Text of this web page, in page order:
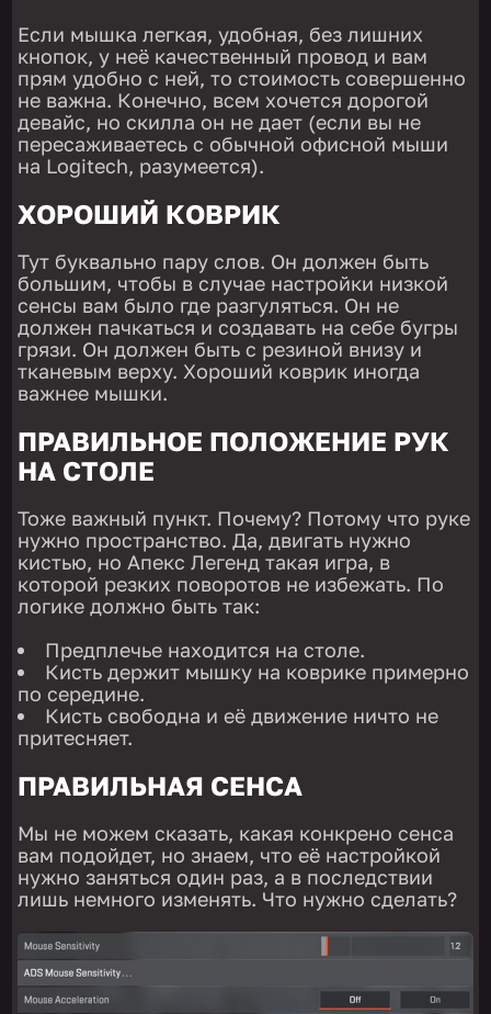
Если мышка легкая, удобная, без лишних
кнопок, у неё качественный провод и вам
прям удобно с ней, то стоимость совершенно
не важна. Конечно, всем хочется дорогой
девайс, но скилла он не дает (если вы не
пересаживаетесь с обычной офисной мыши
на Logitech, разумеется).
ХОРОШИЙ КОВРИК
Тут буквально пару слов. Он должен быть
большим, чтобы в случае настройки низкой
сенсы вам было где разгуляться. Он не
должен пачкаться и создавать на себе бугры
грязи. Он должен быть с резиной внизу и
тканевым верху. Хороший коврик иногда
важнее мышки.
ПРАВИЛЬНОЕ ПОЛОЖЕНИЕ РУК
НА СТОЛЕ
Тоже важный пункт. Почему? Потому что руке
нужно пространство. Да, двигать нужно
кистью, но Апекс Легенд такая игра, в
которой резких поворотов не избежать. По
логике должно быть так:
Предплечье находится на столе.
Кисть держит мышку на коврике примерно
по середине.
Кисть свободна и её движение ничто не
притесняет.
ПРАВИЛЬНАЯ СЕНСА
Мы не можем сказать, какая конкрено сенса
вам подойдет, но знаем, что её настройкой
нужно заняться один раз, а в последствии
лишь немного изменять. Что нужно сделать?